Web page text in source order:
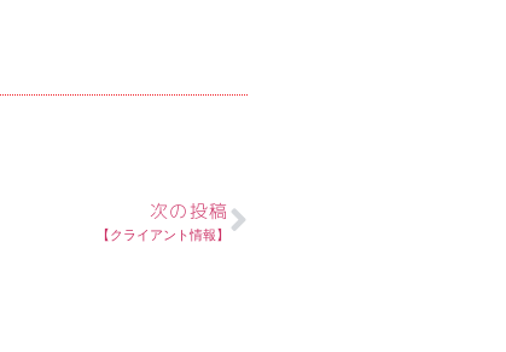
次の投稿
【クライアント情報】